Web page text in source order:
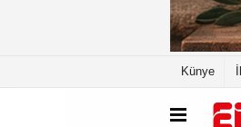
Künye